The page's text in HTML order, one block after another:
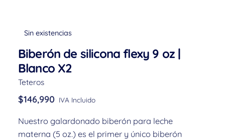
Sin existencias
Biberón de silicona flexy 9 oz |
Blanco X2
Teteros
$146,990 IVA Incluido
Nuestro galardonado biberón para leche
materna (5 oz.) es el primer y único biberón